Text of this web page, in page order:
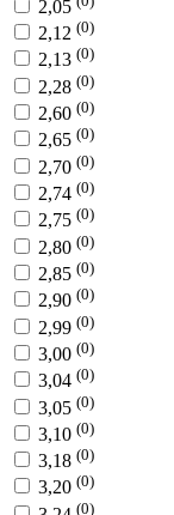
2,05
2,12 (0)
2,13 (0)
2,28 (0)
2,60 (0)
2,65 (0)
2,70 (0)
2,74 (0)
2,75 (0)
2,80 (0)
2,85 (0)
2,90 (0)
2,99 (0)
3,00 (0)
3,04 (0)
3,05 (0)
3,10 (0)
3,18 (0)
3,20 (0)
(0)